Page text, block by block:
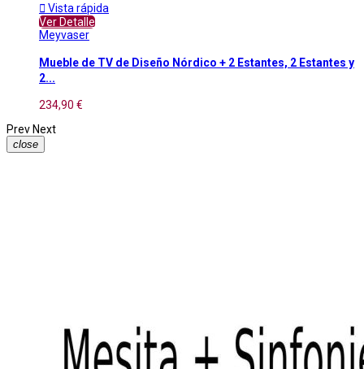
 Vista rápida
Ver Detalle
Meyvaser
Mueble de TV de Diseño Nórdico + 2 Estantes, 2 Estantes y
2...
234,90 €
Prev Next
close